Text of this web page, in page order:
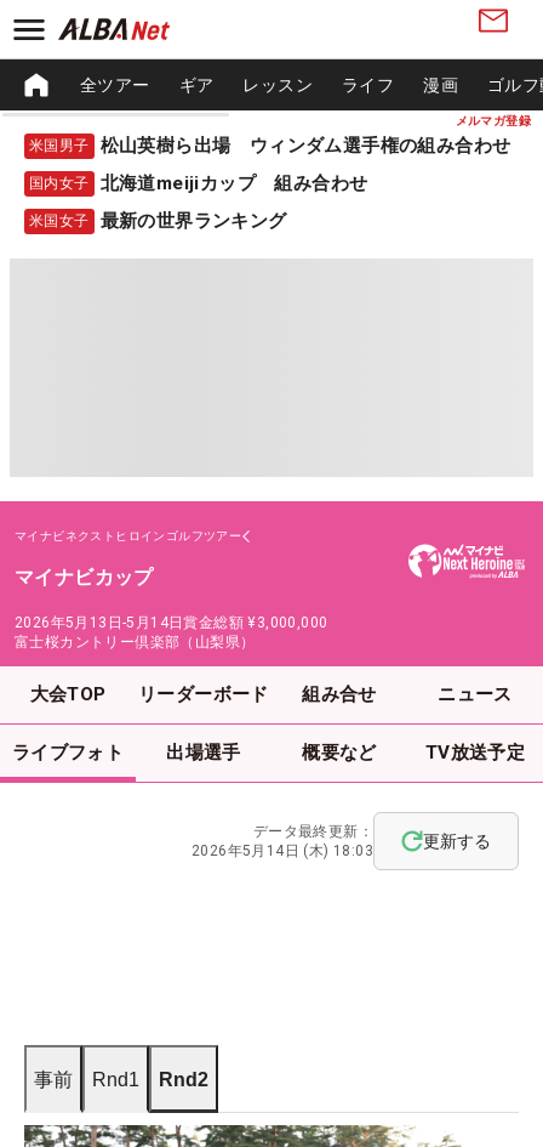
メルマガ登録
全ツアー ギア レッスン ライフ 漫画 ゴル
米国男子 松山英樹ら出場 ウィンダム選手権の組み合わせ
国内女子 北海道meijiカップ 組み合わせ
米国女子 最新の世界ランキング
マイナビネクストヒロインゴルフツアー
マイナビカップ
2026年5月13日-5月14日賞金総額 ¥3,000,000
富士桜カントリー倶楽部（山梨県）
大会TOP リーダーボード 組み合せ ニュース
ライブフォト 出場選手 概要など TV放送予定
データ最終更新：
2026年5月14日 (木) 18:03
更新する
事前 Rnd1 Rnd2